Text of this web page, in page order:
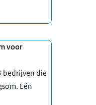
voor
bedrijven die
Eén